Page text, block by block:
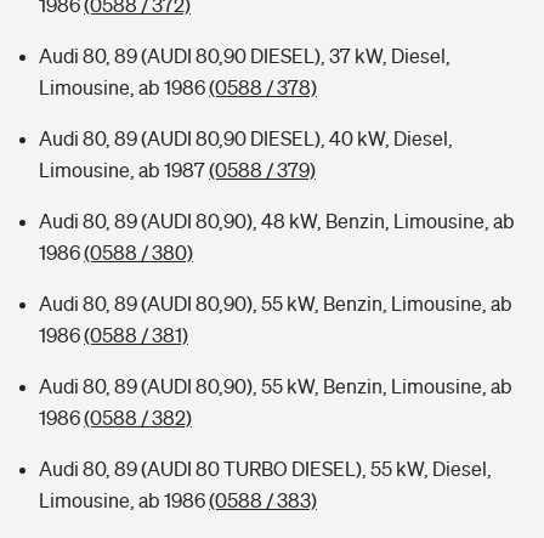
1986(0588 / 372)
Audi 80, 89 (AUDI 80,90 DIESEL), 37 kW, Diesel,
Limousine, ab 1986(0588 / 378)
Audi 80, 89 (AUDI 80,90 DIESEL), 40 kW, Diesel,
Limousine, ab 1987(0588 / 379)
Audi 80, 89 (AUDI 80,90), 48 kW, Benzin, Limousine, ab
1986(0588 / 380)
Audi 80, 89 (AUDI 80,90), 55 kW, Benzin, Limousine, ab
1986(0588 / 381)
Audi 80, 89 (AUDI 80,90), 55 kW, Benzin, Limousine, ab
1986(0588 / 382)
Audi 80, 89 (AUDI 80 TURBO DIESEL), 55 kW, Diesel,
Limousine, ab 1986(0588 / 383)